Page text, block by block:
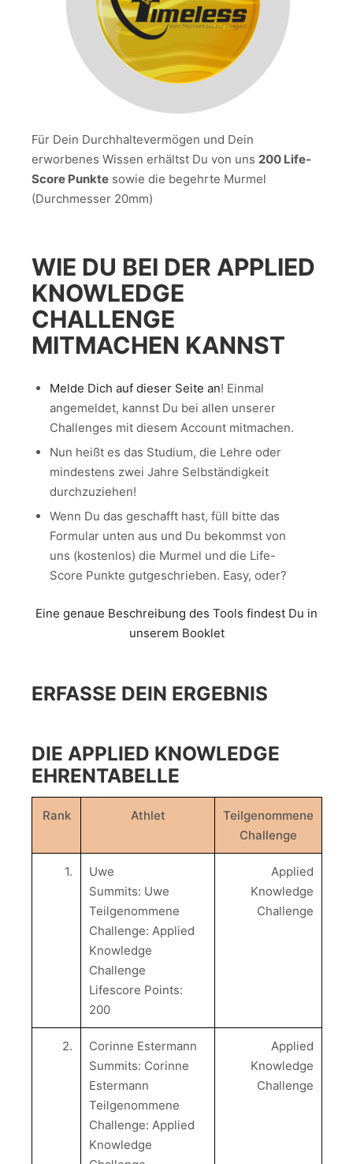
Für Dein Durchhaltevermögen und Dein
erworbenes Wissen erhältst Du von uns 200 Life-
Score Punkte sowie die begehrte Murmel
(Durchmesser 20mm)
WIE DU BEI DER APPLIED
KNOWLEDGE
CHALLENGE
MITMACHEN KANNST
Melde Dich auf dieser Seite an! Einmal
angemeldet, kannst Du bei allen unserer
Challenges mit diesem Account mitmachen.
Nun heißt es das Studium, die Lehre oder
mindestens zwei Jahre Selbständigkeit
durchzuziehen!
Wenn Du das geschafft hast, füll bitte das
Formular unten aus und Du bekommst von
uns (kostenlos) die Murmel und die Life-
Score Punkte gutgeschrieben. Easy, oder?
Eine genaue Beschreibung des Tools findest Du in
unserem Booklet
ERFASSE DEIN ERGEBNIS
DIE APPLIED KNOWLEDGE
EHRENTABELLE
Rank Athlet
Teilgenommene
Challenge
1.
Uwe
Summits: Uwe
Teilgenommene
Challenge: Applied
Knowledge
Challenge
Lifescore Points:
200
Applied
Knowledge
Challenge
2.
Corinne Estermann
Summits: Corinne
Estermann
Teilgenommene
Challenge: Applied
Knowledge
Applied
Knowledge
Challenge